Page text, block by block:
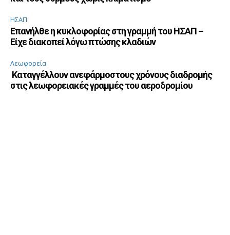
ΗΣΑΠ
Επανήλθε η κυκλοφορίας στη γραμμή του ΗΣΑΠ –
Είχε διακοπεί λόγω πτώσης κλαδιών
Λεωφορεία
Καταγγέλλουν ανεφάρμοστους χρόνους διαδρομής
στις λεωφορειακές γραμμές του αεροδρομίου